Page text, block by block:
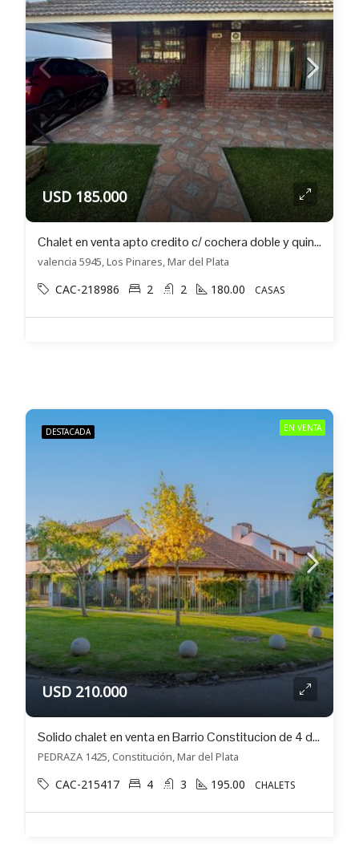
USD 185.000
Chalet en venta apto credito c/ cochera doble y quincho en Los Pinares
valencia 5945, Los Pinares, Mar del Plata
CAC-218986 2 2 180.00 CASAS
DESTACADA EN VENTA
USD 210.000
Solido chalet en venta en Barrio Constitucion de 4 dormitorios y cochera doble
PEDRAZA 1425, Constitución, Mar del Plata
CAC-215417 4 3 195.00 CHALETS